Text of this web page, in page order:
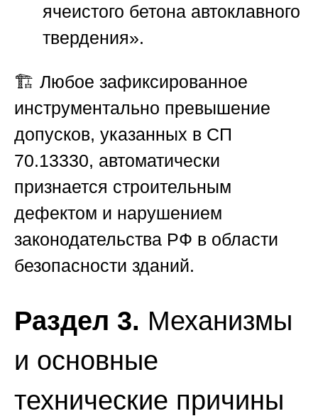
ячеистого бетона автоклавного
твердения».
🏗️ Любое зафиксированное
инструментально превышение
допусков, указанных в СП
70.13330, автоматически
признается строительным
дефектом и нарушением
законодательства РФ в области
безопасности зданий.
Раздел 3. Механизмы
и основные
технические причины